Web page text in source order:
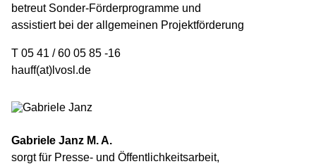
betreut Sonder-Förderprogramme und
assistiert bei der allgemeinen Projektförderung
T 05 41 / 60 05 85 -16
hauff(at)lvosl.de
Gabriele Janz M. A.
sorgt für Presse- und Öffentlichkeitsarbeit,